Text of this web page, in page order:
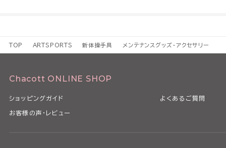
TOP ARTSPORTS 新体操手具 メンテナンスグッズ・アクセサリー
Chacott ONLINE SHOP
ショッピングガイド よくあるご質問
お客様の声・レビュー